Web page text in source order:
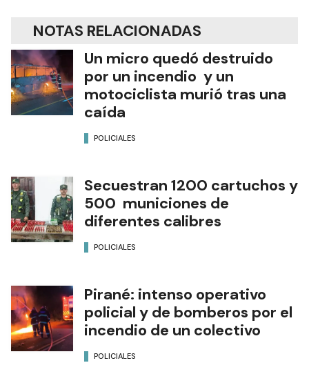
NOTAS RELACIONADAS
Un micro quedó destruido
por un incendio y un
motociclista murió tras una
caída
POLICIALES
Secuestran 1200 cartuchos y
500 municiones de
diferentes calibres
POLICIALES
Pirané: intenso operativo
policial y de bomberos por el
incendio de un colectivo
POLICIALES